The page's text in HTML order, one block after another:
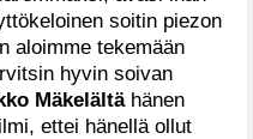
soitin piezon
aloimme tekemään
hyvin soivan
Mäkelältähänen
ettei hänellä ollut